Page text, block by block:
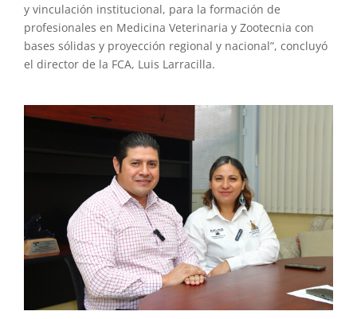
y vinculación institucional, para la formación de
profesionales en Medicina Veterinaria y Zootecnia con
bases sólidas y proyección regional y nacional”, concluyó
el director de la FCA, Luis Larracilla.